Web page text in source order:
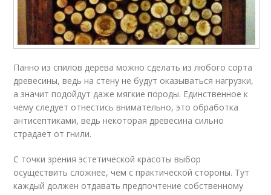
Панно из спилов дерева можно сделать из любого сорта
древесины, ведь на стену не будут оказываться нагрузки,
а значит подойдут даже мягкие породы. Единственное к
чему следует отнестись внимательно, это обработка
антисептиками, ведь некоторая древесина сильно
страдает от гнили.
С точки зрения эстетической красоты выбор
осуществить сложнее, чем с практической стороны. Тут
каждый должен отдавать предпочтение собственному